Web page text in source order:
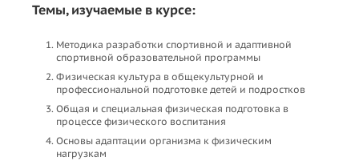
Темы, изучаемые в курсе:
Методика разработки спортивной и адаптивной
спортивной образовательной программы
Физическая культура в общекультурной и
профессиональной подготовке детей и подростков
Общая и специальная физическая подготовка в
процессе физического воспитания
Основы адаптации организма к физическим
нагрузкам